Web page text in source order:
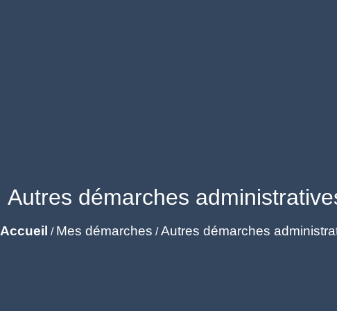
Autres démarches
Accueil / Mes démarches /Autres démarches